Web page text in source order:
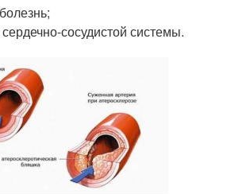
сосудистой системы.